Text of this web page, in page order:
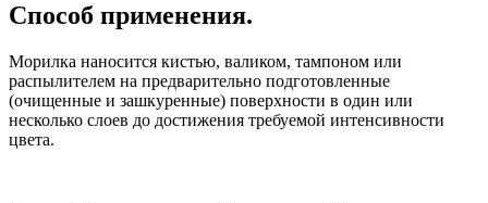
Способ применения.
Морилка наносится кистью, валиком, тампоном или
распылителем на предварительно подготовленные
(очищенные и зашкуренные) поверхности в один или
несколько слоев до достижения требуемой интенсивности
цвета.